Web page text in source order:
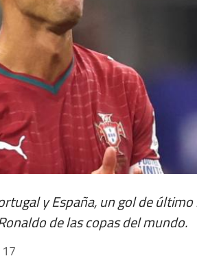
y España, un gol de
de las copas del mundo.